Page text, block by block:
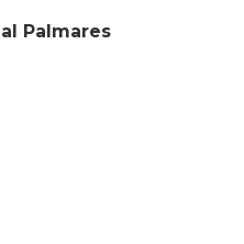
Palmares